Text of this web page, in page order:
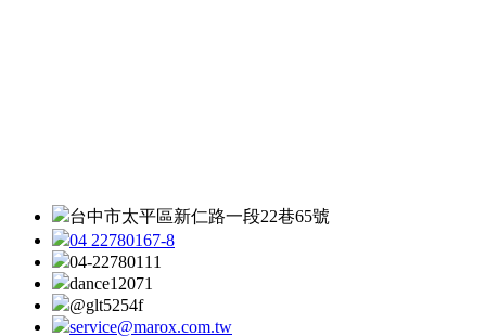
台中市太平區新仁路一段22巷65號
04 22780167-8
04-22780111
dance12071
@glt5254f
service@marox.com.tw